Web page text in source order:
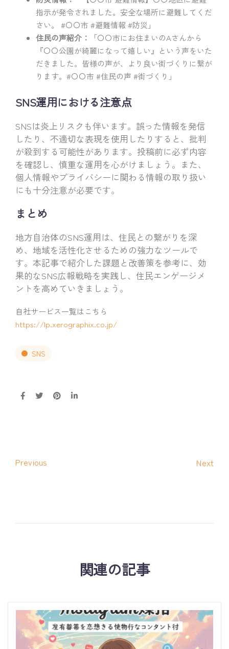
指示が発令されました。安全な場所に避難してくだ
さい。 #〇〇市 #避難情報 #防災」
住民の声紹介：
「〇〇市にお住まいのAさんから
『〇〇公園が綺麗になって嬉しい』という声をいた
だきました。皆様の声が、より良い街づくりに繋が
ります。#〇〇市 #住民の声 #街づくり」
SNS運用における注意点
SNSは炎上リスクも伴います。誤った情報を発信
したり、不適切な表現を使用したりすると、批判
が殺到する可能性があります。投稿前に必ず内容
を確認し、慎重な運用を心がけましょう。また、
個人情報やプライバシーに関わる情報の取り扱い
にも十分注意が必要です。
まとめ
地方自治体のSNS運用は、住民との繋がりを深
め、地域を活性化させるための強力なツールで
す。本記事で紹介した課題と改善策を参考に、効
果的なSNS広報戦略を実践し、住民エンゲージメ
ントを高めていきましょう。
自社サービス一覧はこちら
https://lp.xerographix.co.jp/
SNS
Previous Next
関連の記事